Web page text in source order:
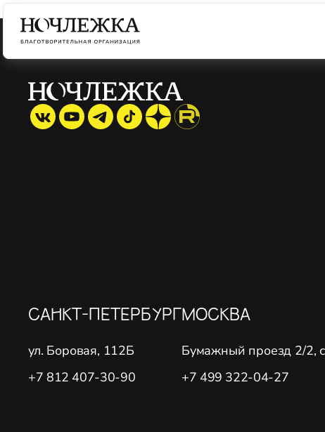
САНКТ-ПЕТЕРБУРГ
ул. Боровая, 112Б
+7 812 407-30-90
МОСКВА
Бумажный проезд 2/2,
+7 499 322-04-27